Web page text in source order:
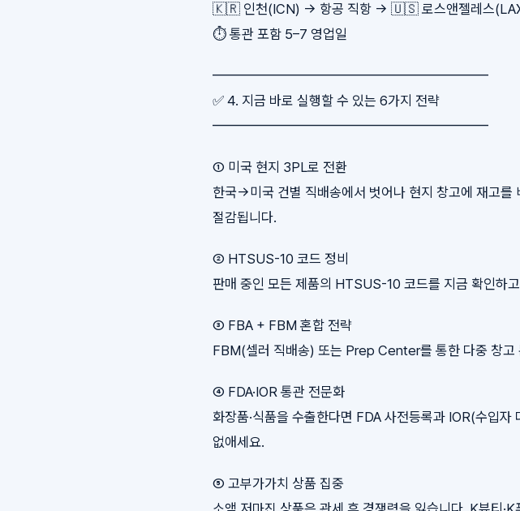
🇰🇷 인천(ICN) → 항공 직항 → 🇺🇸 로스앤젤레스
⏱ 통관 포함 5–7 영업일
━━━━━━━━━━━━━━━━━━━━
✅ 4. 지금 바로 실행할 수 있는 6가지 전략
━━━━━━━━━━━━━━━━━━━━
① 미국 현지 3PL로 전환
한국→미국 건별 직배송에서 벗어나 현지 창고에 재고
절감됩니다.
② HTSUS-10 코드 정비
판매 중인 모든 제품의 HTSUS-10 코드를 지금 확인하
③ FBA + FBM 혼합 전략
FBM(셀러 직배송) 또는 Prep Center를 통한 다중 창고
④ FDA·IOR 통관 전문화
화장품·식품을 수출한다면 FDA 사전등록과 IOR(수입
없애세요.
⑤ 고부가가치 상품 집중